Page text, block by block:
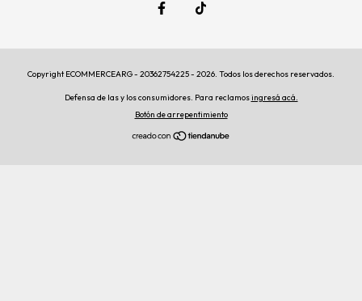
Copyright ECOMMERCEARG - 20362754225 - 2026. Todos los derechos reservados.
Defensa de las y los consumidores. Para reclamosingresá acá.
Botón de arrepentimiento